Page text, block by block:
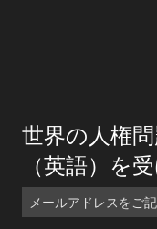
世界の人権
（英語）を